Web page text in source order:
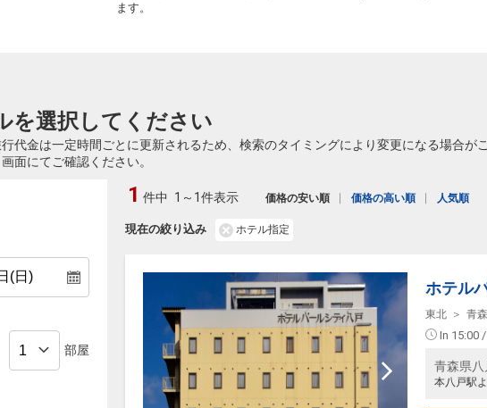
ます。
を選択してください
代金は一定時間ごとに更新されるため、検索のタイミングにより変更になる場合
面にてご確認ください。
部屋
現在の絞り込み ホテル指定
1 件中 1～1件表示 価格の安い順 価格の高い順 人気順
ホテル
東北 青森
In 15:00
青森県
本八戸駅